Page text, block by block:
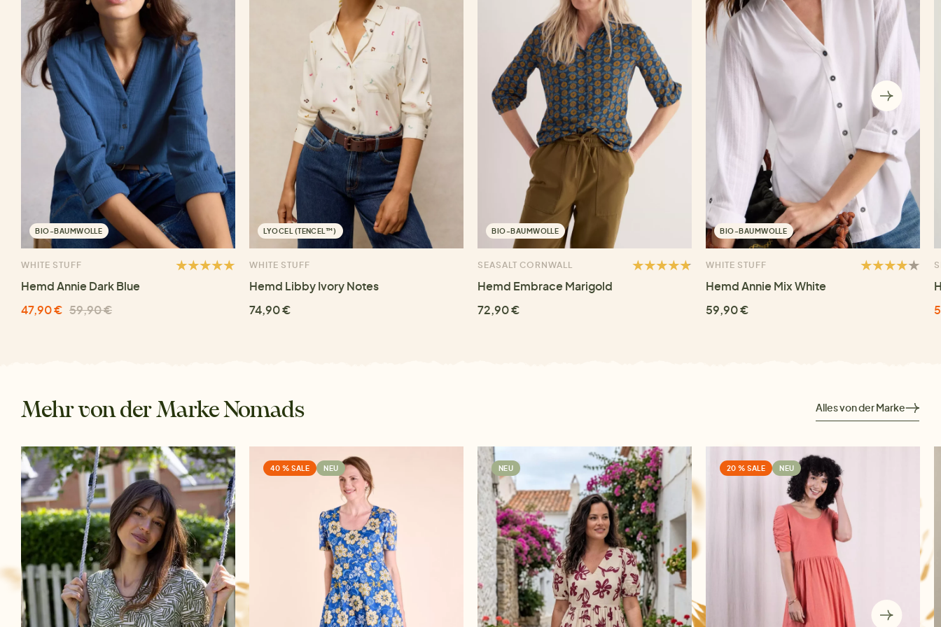
BIO-BAUMWOLLE
WHITE STUFF
Hemd Annie Dark Blue
47,90 € 59,90 €
LYOCEL (TENCEL™)
WHITE STUFF
Hemd Libby Ivory Notes
74,90 €
BIO-BAUMWOLLE
SEASALT CORNWALL
Hemd Embrace Marigold
72,90 €
BIO-BAUMWOLLE
WHITE STUFF
Hemd Annie Mix White
59,90 €
Mehr von der Marke Nomads Alles von der Marke
40 % SALE NEU NEU 20 % SALE NEU